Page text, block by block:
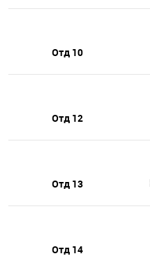
Отд 10
Отд 12
Отд 13
Отд 14